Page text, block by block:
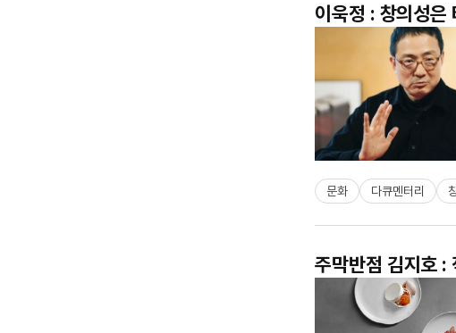
이욱정 : 창의성
문화 다큐멘터리
주막반점 김지호 :